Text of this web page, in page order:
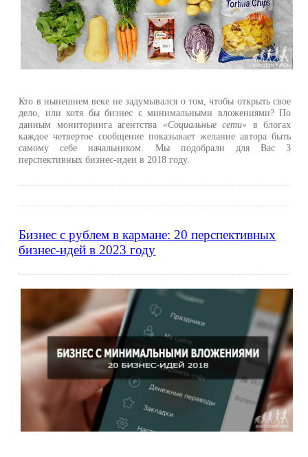
Кто в нынешнем веке не задумывался о том, чтобы открыть свое
дело, или хотя бы бизнес с минимальными вложениями? По
данным мониторинга агентства «Социальные сети» в блогах
каждое четвертое сообщение показывает желание автора быть
самому себе начальником. Мы подобрали для Вас 3
перспективных бизнес-идеи в 2018 году.
Бизнес с рублем в кармане: 20 перспективных
бизнес-идей в 2023 году